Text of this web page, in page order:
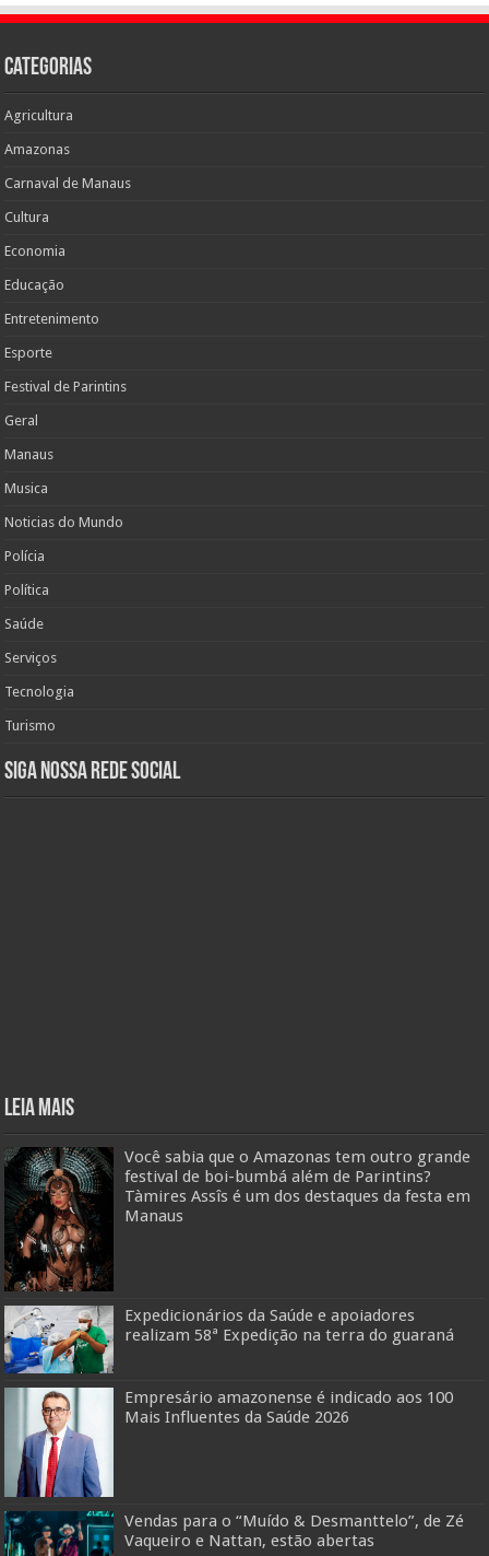
Categorias
Agricultura
Amazonas
Carnaval de Manaus
Cultura
Economia
Educação
Entretenimento
Esporte
Festival de Parintins
Geral
Manaus
Musica
Noticias do Mundo
Polícia
Política
Saúde
Serviços
Tecnologia
Turismo
Siga nossa rede social
Leia mais
Você sabia que o Amazonas tem outro grande
festival de boi-bumbá além de Parintins?
Tàmires Assîs é um dos destaques da festa em
Manaus
Expedicionários da Saúde e apoiadores
realizam 58ª Expedição na terra do guaraná
Empresário amazonense é indicado aos 100
Mais Influentes da Saúde 2026
Vendas para o “Muído & Desmanttelo”, de Zé
Vaqueiro e Nattan, estão abertas